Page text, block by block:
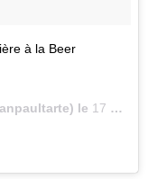
à la Beer
le 17 Oct. 2016 à 11h30 PDT